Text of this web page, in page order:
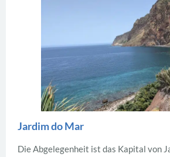
Jardim do Mar
Die Abgelegenheit ist das Kapital von